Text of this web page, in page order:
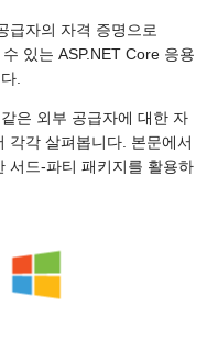
급자의 자격 증명으로
있는 ASP.NET Core 응용
.
같은 외부 공급자에 대한 자
각각 살펴봅니다. 본문에서
서드-파티 패키지를 활용하